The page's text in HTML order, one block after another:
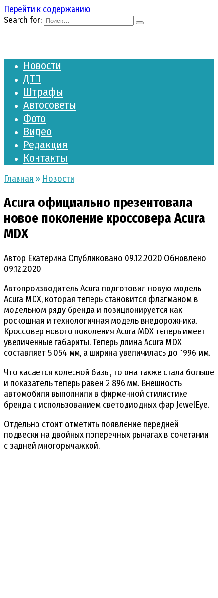
Перейти к содержанию
Search for:
Новости
ДТП
Штрафы
Автосоветы
Фото
Видео
Редакция
Контакты
Главная » Новости
Acura официально презентовала
новое поколение кроссовера Acura
MDX
Автор Екатерина Опубликовано 09.12.2020 Обновлено
09.12.2020
Автопроизводитель Acura подготовил новую модель
Acura MDX, которая теперь становится флагманом в
модельном ряду бренда и позиционируется как
роскошная и технологичная модель внедорожника.
Кроссовер нового поколения Acura MDX теперь имеет
увеличенные габариты. Теперь длина Acura MDX
составляет 5 054 мм, а ширина увеличилась до 1996 мм.
Что касается колесной базы, то она также стала больше
и показатель теперь равен 2 896 мм. Внешность
автомобиля выполнили в фирменной стилистике
бренда с использованием светодиодных фар JewelEye.
Отдельно стоит отметить появление передней
подвески на двойных поперечных рычагах в сочетании
с задней многорычажкой.